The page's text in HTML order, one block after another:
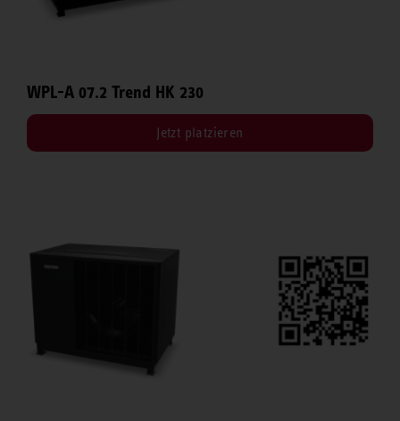
WPL-A 07.2 Trend HK 230
Jetzt platzieren